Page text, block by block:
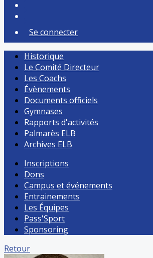
Se connecter
Historique
Le Comité Directeur
Les Coachs
Évènements
Documents officiels
Gymnases
Rapports d'activités
Palmarès ELB
Archives ELB
Inscriptions
Dons
Campus et événements
Entrainements
Les Équipes
Pass'Sport
Sponsoring
Retour